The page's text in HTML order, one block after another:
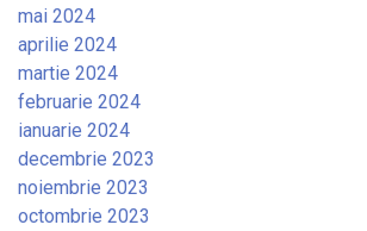
mai 2024
aprilie 2024
martie 2024
februarie 2024
ianuarie 2024
decembrie 2023
noiembrie 2023
octombrie 2023